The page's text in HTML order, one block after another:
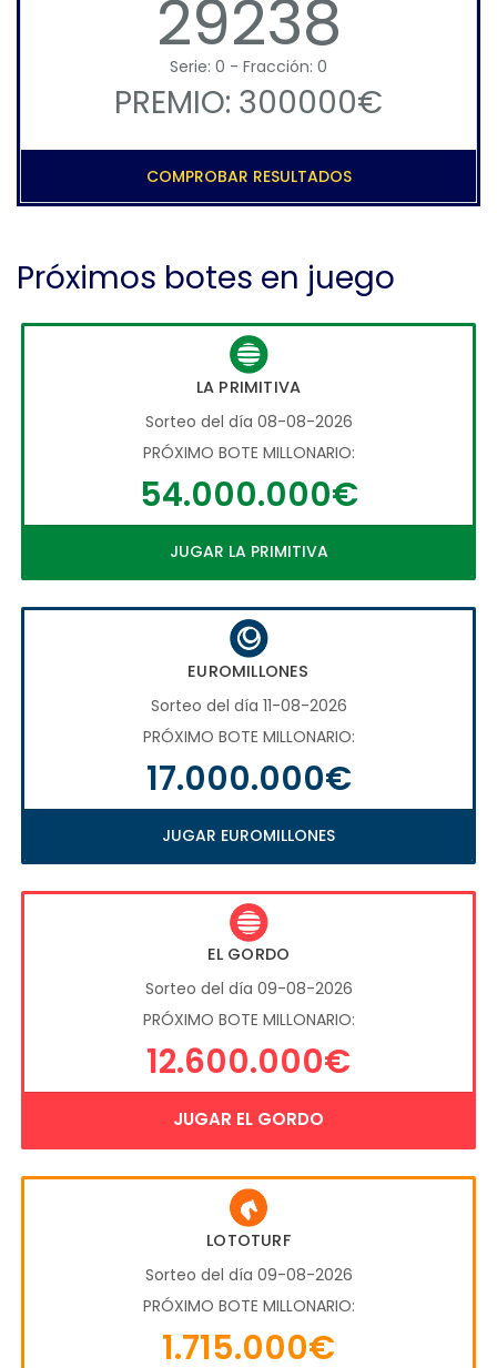
29238
Serie: 0 - Fracción: 0
PREMIO: 300000€
COMPROBAR RESULTADOS
Próximos botes en juego
LA PRIMITIVA
Sorteo del día 08-08-2026
PRÓXIMO BOTE MILLONARIO:
54.000.000€
JUGAR LA PRIMITIVA
EUROMILLONES
Sorteo del día 11-08-2026
PRÓXIMO BOTE MILLONARIO:
17.000.000€
JUGAR EUROMILLONES
EL GORDO
Sorteo del día 09-08-2026
PRÓXIMO BOTE MILLONARIO:
12.600.000€
JUGAR EL GORDO
LOTOTURF
Sorteo del día 09-08-2026
PRÓXIMO BOTE MILLONARIO:
1.715.000€